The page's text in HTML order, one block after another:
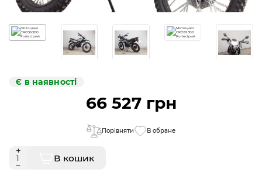
Є в наявності
66 527 грн
Порівняти В обране
В кошик